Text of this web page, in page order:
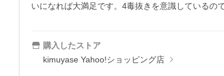
いになれば大満足です。4毒抜きを意識しているの
購入したストア
kimuyase Yahoo!ショッピング店